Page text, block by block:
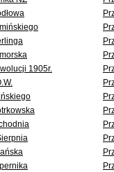
1905r.